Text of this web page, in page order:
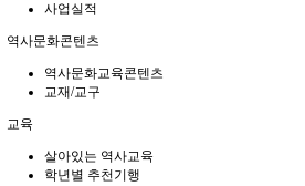
사업실적
역사문화콘텐츠
역사문화교육콘텐츠
교재/교구
교육
살아있는 역사교육
학년별 추천기행